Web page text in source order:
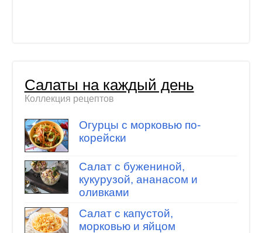
Салаты на каждый день
Коллекция рецептов
Огурцы с морковью по-
корейски
Салат с бужениной,
кукурузой, ананасом и
оливками
Салат с капустой,
морковью и яйцом